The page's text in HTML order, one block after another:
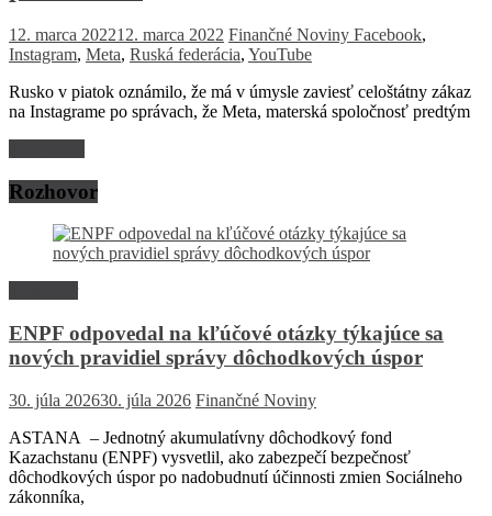
12. marca 202212. marca 2022 Finančné Noviny Facebook,
Instagram, Meta, Ruská federácia, YouTube
Rusko v piatok oznámilo, že má v úmysle zaviesť celoštátny zákaz
na Instagrame po správach, že Meta, materská spoločnosť predtým
Rozhovor
ENPF odpovedal na kľúčové otázky týkajúce sa
nových pravidiel správy dôchodkových úspor
30. júla 202630. júla 2026 Finančné Noviny
ASTANA – Jednotný akumulatívny dôchodkový fond
Kazachstanu (ENPF) vysvetlil, ako zabezpečí bezpečnosť
dôchodkových úspor po nadobudnutí účinnosti zmien Sociálneho
zákonníka,